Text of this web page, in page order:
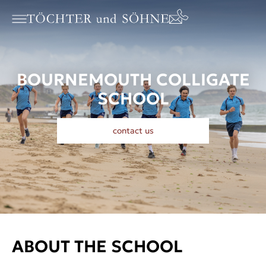
BOURNEMOUTH COLLIGATE
SCHOOL
contact us
ABOUT THE SCHOOL